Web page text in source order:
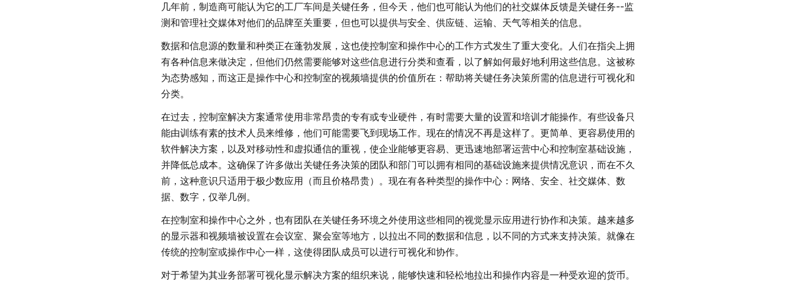
几年前，制造商可能认为它的工厂车间是关键任务，但今天，他们也可能认为他们的社交媒体反馈是关键任务--监
测和管理社交媒体对他们的品牌至关重要，但也可以提供与安全、供应链、运输、天气等相关的信息。
数据和信息源的数量和种类正在蓬勃发展，这也使控制室和操作中心的工作方式发生了重大变化。人们在指尖上拥
有各种信息来做决定，但他们仍然需要能够对这些信息进行分类和查看，以了解如何最好地利用这些信息。这被称
为态势感知，而这正是操作中心和控制室的视频墙提供的价值所在：帮助将关键任务决策所需的信息进行可视化和
分类。
在过去，控制室解决方案通常使用非常昂贵的专有或专业硬件，有时需要大量的设置和培训才能操作。有些设备只
能由训练有素的技术人员来维修，他们可能需要飞到现场工作。现在的情况不再是这样了。更简单、更容易使用的
软件解决方案，以及对移动性和虚拟通信的重视，使企业能够更容易、更迅速地部署运营中心和控制室基础设施，
并降低总成本。这确保了许多做出关键任务决策的团队和部门可以拥有相同的基础设施来提供情况意识，而在不久
前，这种意识只适用于极少数应用（而且价格昂贵）。现在有各种类型的操作中心：网络、安全、社交媒体、数
据、数字，仅举几例。
在控制室和操作中心之外，也有团队在关键任务环境之外使用这些相同的视觉显示应用进行协作和决策。越来越多
的显示器和视频墙被设置在会议室、聚会室等地方，以拉出不同的数据和信息，以不同的方式来支持决策。就像在
传统的控制室或操作中心一样，这使得团队成员可以进行可视化和协作。
对于希望为其业务部署可视化显示解决方案的组织来说，能够快速和轻松地拉出和操作内容是一种受欢迎的货币。